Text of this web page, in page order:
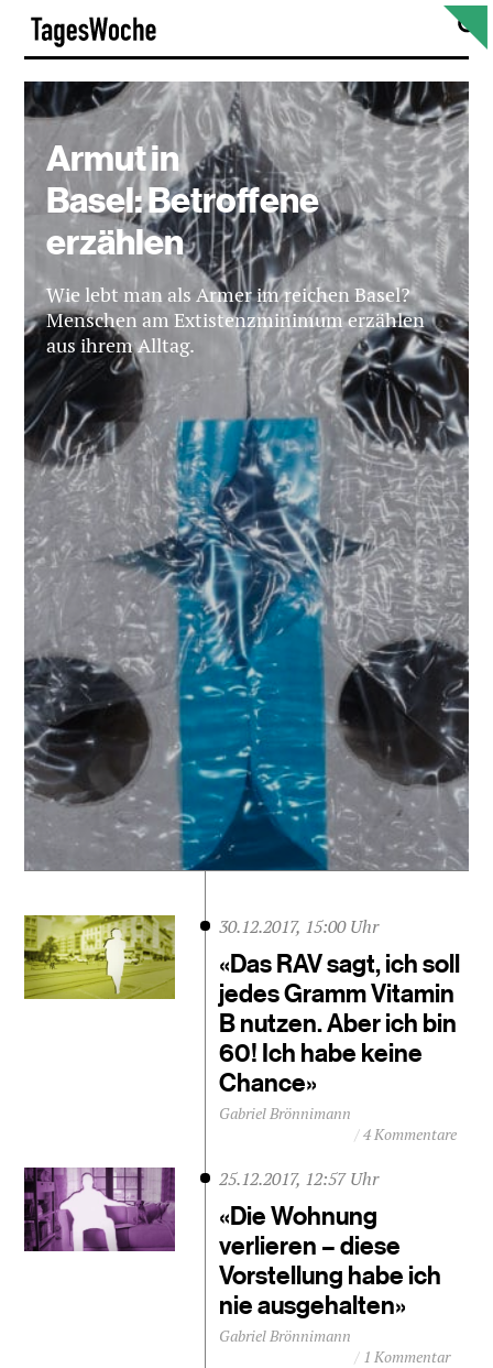
Skip
content
Armut in
Basel: Betroffene
erzählen
Wie lebt man als Armer im reichen Basel?
Menschen am Extistenzminimum erzählen
aus ihrem Alltag.
30.12.2017, 15:00 Uhr
«Das RAV sagt, ich soll
jedes Gramm Vitamin
B nutzen. Aber ich bin
60! Ich habe keine
Chance»
Gabriel Brönnimann
4 Kommentare
25.12.2017, 12:57 Uhr
«Die Wohnung
verlieren – diese
Vorstellung habe ich
nie ausgehalten»
Gabriel Brönnimann
1 Kommentar